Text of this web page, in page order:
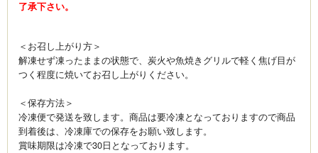
了承下さい。
＜お召し上がり方＞
解凍せず凍ったままの状態で、炭火や魚焼きグリルで軽く焦げ目が
つく程度に焼いてお召し上がりください。
＜保存方法＞
冷凍便で発送を致します。商品は要冷凍となっておりますので商品
到着後は、冷凍庫での保存をお願い致します。
賞味期限は冷凍で30日となっております。